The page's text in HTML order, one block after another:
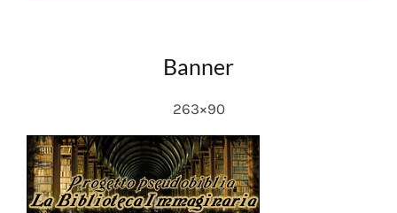
Banner
263×90